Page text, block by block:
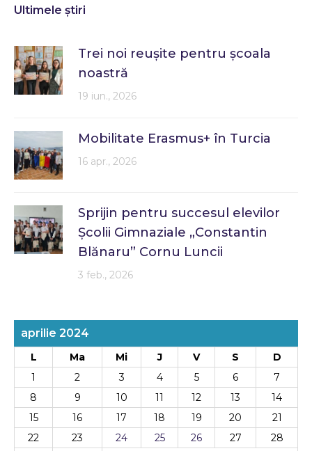
Ultimele știri
Trei noi reușite pentru școala
noastră
19 iun., 2026
Mobilitate Erasmus+ în Turcia
16 apr., 2026
Sprijin pentru succesul elevilor
Școlii Gimnaziale „Constantin
Blănaru” Cornu Luncii
3 feb., 2026
aprilie 2024
L Ma Mi J V S
D
1
2 3 4 5 6
7
8
9 10 11 12 13
14
15
16 17 18 19 20
21
22
23 24 25 26 27
28